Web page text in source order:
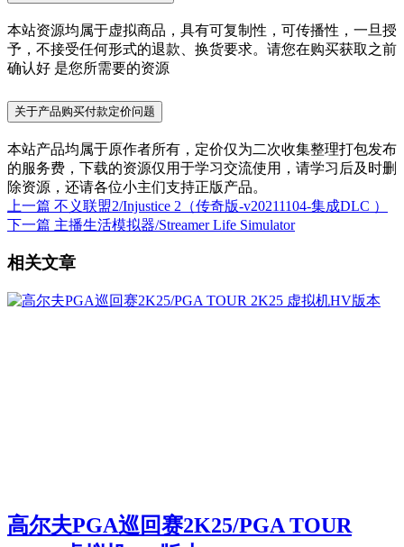
本站资源均属于虚拟商品，具有可复制性，可传播性，一旦授
予，不接受任何形式的退款、换货要求。请您在购买获取之前
确认好 是您所需要的资源
关于产品购买付款定价问题
本站产品均属于原作者所有，定价仅为二次收集整理打包发布
的服务费，下载的资源仅用于学习交流使用，请学习后及时删
除资源，还请各位小主们支持正版产品。
上一篇 不义联盟2/Injustice 2（传奇版-v20211104-集成DLC ）
下一篇 主播生活模拟器/Streamer Life Simulator
相关文章
高尔夫PGA巡回赛2K25/PGA TOUR